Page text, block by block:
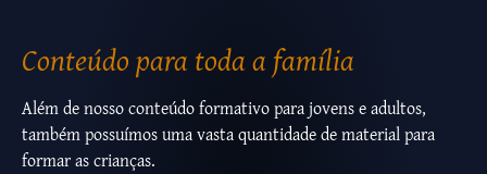
Conteúdo para toda a família
Além de nosso conteúdo formativo para jovens e adultos,
também possuímos uma vasta quantidade de material para
formar as crianças.